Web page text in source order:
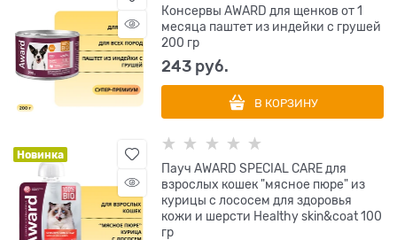
Консервы AWARD для щенков от 1
месяца паштет из индейки с грушей
200 гр
243 руб.
В КОРЗИНУ
Новинка
Пауч AWARD SPECIAL CARE для
взрослых кошек "мясное пюре" из
курицы с лососем для здоровья
кожи и шерсти Healthy skin&coat 100
гр